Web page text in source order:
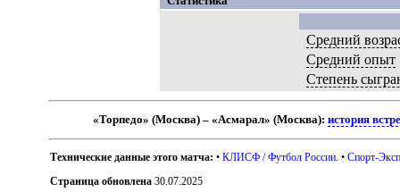
Средний
Средний опыт
Степень
«Торпедо» (Москва) – «Асмарал» (Москва):история
Технические данные этого матча: •КЛИСФ / Футбол России . •Спорт-
Страница обновлена 30.07.2025